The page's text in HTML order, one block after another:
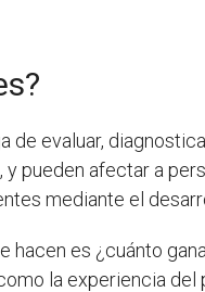
de evaluar,
pueden afectar a
mediante el
hacen es ¿cuánto
la experiencia del